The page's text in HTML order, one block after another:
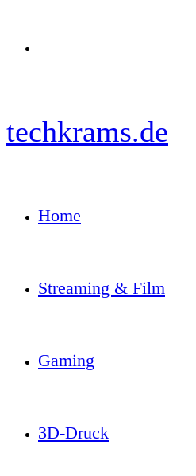
techkrams.de
Home
Streaming & Film
Gaming
3D-Druck